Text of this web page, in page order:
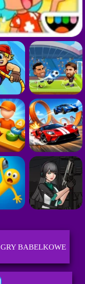
GRY BABELKOWE